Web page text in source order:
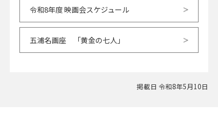
令和8年度 映画会スケジュール
五浦名画座 「黄金の七人」
掲載日 令和8年5月10日